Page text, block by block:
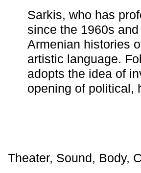
Sarkis, who has
since the 1960s
Armenian histories
artistic language.
adopts the idea of
opening of political,
Theater, Sound, Body,